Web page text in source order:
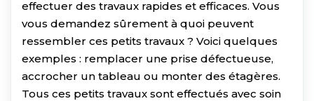
effectuer des travaux rapides et efficaces. Vous
vous demandez sûrement à quoi peuvent
ressembler ces petits travaux ? Voici quelques
exemples : remplacer une prise défectueuse,
accrocher un tableau ou monter des étagères.
Tous ces petits travaux sont effectués avec soin